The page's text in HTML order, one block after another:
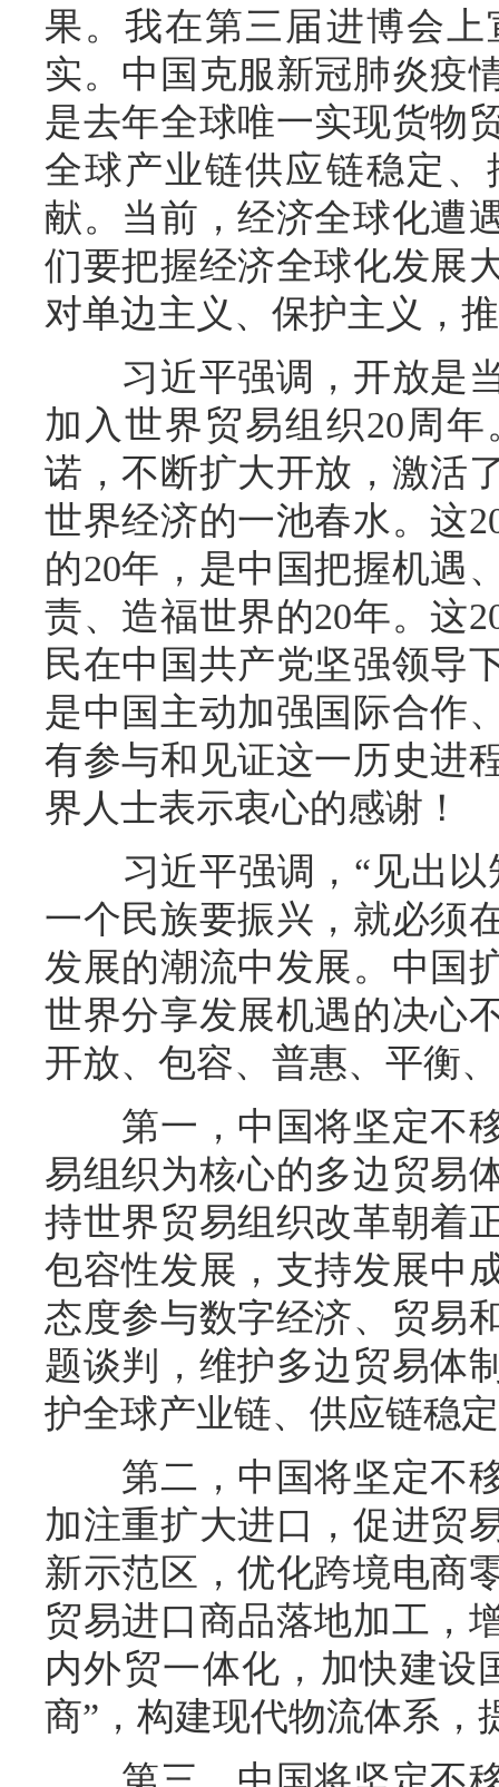
果。我在第三届进博会
实。中国克服新冠肺炎疫
是去年全球唯一实现货物
全球产业链供应链稳定
献。当前，经济全球化遭
们要把握经济全球化发展
对单边主义、保护主义，
习近平强调，开放是当
加入世界贸易组织20周
诺，不断扩大开放，激活
世界经济的一池春水。这
的20年，是中国把握机遇
责、造福世界的20年。这
民在中国共产党坚强领导
是中国主动加强国际合作
有参与和见证这一历史进
界人士表示衷心的感谢！
习近平强调，“见出以
一个民族要振兴，就必须
发展的潮流中发展。中国
世界分享发展机遇的决心
开放、包容、普惠、平衡
第一，中国将坚定不移
易组织为核心的多边贸易
持世界贸易组织改革朝着
包容性发展，支持发展中
态度参与数字经济、贸易
题谈判，维护多边贸易体
护全球产业链、供应链稳
第二，中国将坚定不移
加注重扩大进口，促进贸
新示范区，优化跨境电商
贸易进口商品落地加工，
内外贸一体化，加快建设
商”，构建现代物流体系，